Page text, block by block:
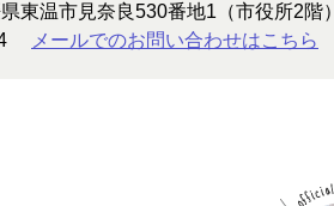
東温市見奈良530番地1（市役所2階）
メールでのお問い合わせはこちら